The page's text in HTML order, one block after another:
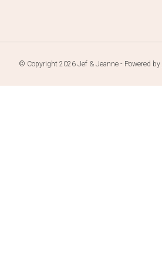
© Copyright 2026 Jef & Jeanne - Powered by